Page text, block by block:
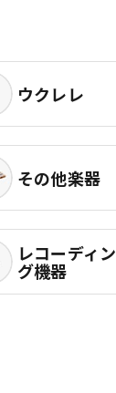
ウクレレ
その他楽器
レコーディン
グ機器